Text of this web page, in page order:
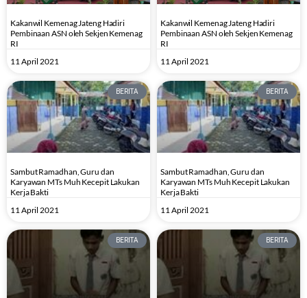
Kakanwil Kemenag Jateng Hadiri
Pembinaan ASN oleh Sekjen Kemenag
RI
11 April 2021
Kakanwil Kemenag Jateng Hadiri
Pembinaan ASN oleh Sekjen Kemenag
RI
11 April 2021
BERITA
Sambut Ramadhan, Guru dan
Karyawan MTs Muh Kecepit Lakukan
Kerja Bakti
11 April 2021
BERITA
Sambut Ramadhan, Guru dan
Karyawan MTs Muh Kecepit Lakukan
Kerja Bakti
11 April 2021
BERITA BERITA